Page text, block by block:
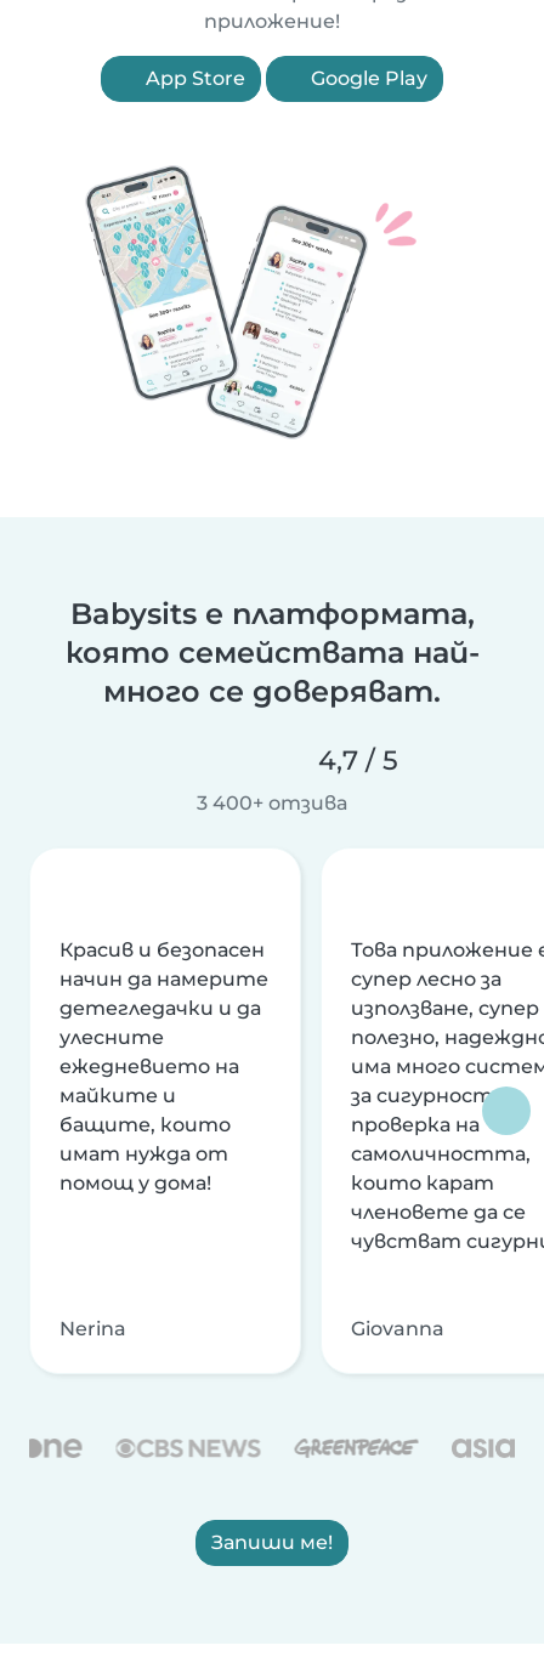
приложение!
App Store Google Play
Babysits е платформата,
която семействата най-
много се доверяват.
4,7 / 5
3 400+ отзива
Красив и безопасен
начин да намерите
детегледачки и да
улесните
ежедневието на
майките и
бащите, които
имат нужда от
помощ у дома!
Nerina
Това приложение
супер лесно за
използване, супер
полезно,
има много
за сигурност и
проверка на
самоличността,
които карат
членовете да се
чувстват
Giovanna
Запиши ме!